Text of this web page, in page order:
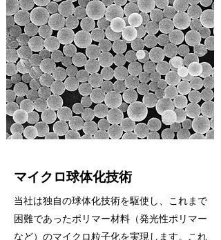
​マイクロ球体化技術
当社は独自の球体化技術を駆使し、これまで
困難であったポリマー材料（発光性ポリマー
など）のマイクロ粒子化を実現します。これ